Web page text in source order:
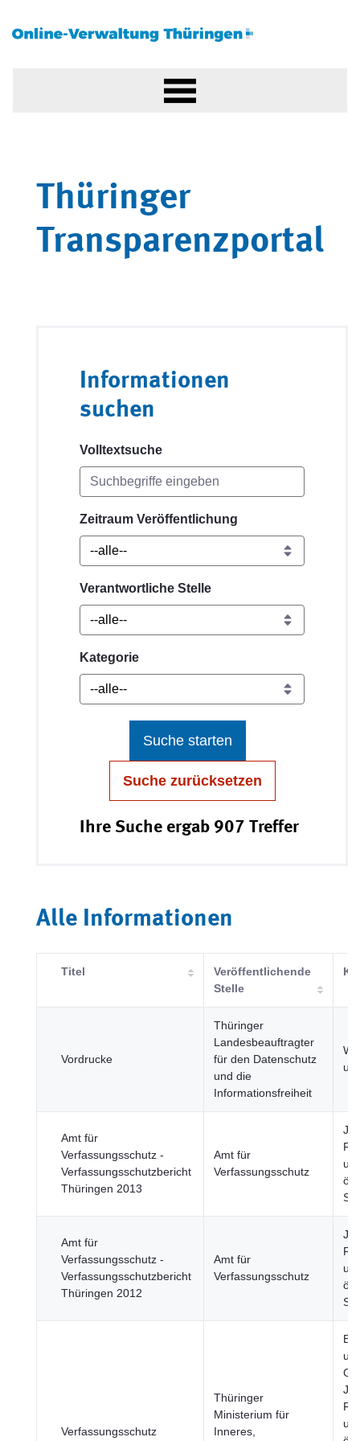
Thüringer
Transparenzportal
Informationen
suchen
Volltextsuche
Zeitraum Veröffentlichung
Verantwortliche Stelle
Kategorie
Suche starten
Suche zurücksetzen
Ihre Suche ergab 907 Treffer
Alle Informationen
Titel
Veröffentlichende
Stelle
Vordrucke
Thüringer
Landesbeauftragter
für den Datenschutz
und die
Informationsfreiheit
Amt für
Verfassungsschutz -
Verfassungsschutzbericht
Thüringen 2013
Amt für
Verfassungsschutz
Amt für
Verfassungsschutz -
Verfassungsschutzbericht
Thüringen 2012
Amt für
Verfassungsschutz
Verfassungsschutz
Thüringer
Ministerium für
Inneres,